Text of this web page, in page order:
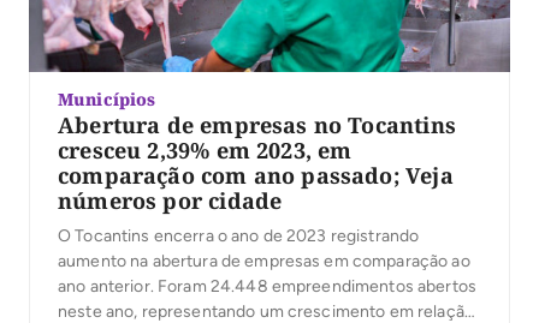
Municípios
Abertura de empresas no Tocantins
cresceu 2,39% em 2023, em
comparação com ano passado; Veja
números por cidade
O Tocantins encerra o ano de 2023 registrando
aumento na abertura de empresas em comparação ao
ano anterior. Foram 24.448 empreendimentos abertos
neste ano, representando um crescimento em relação